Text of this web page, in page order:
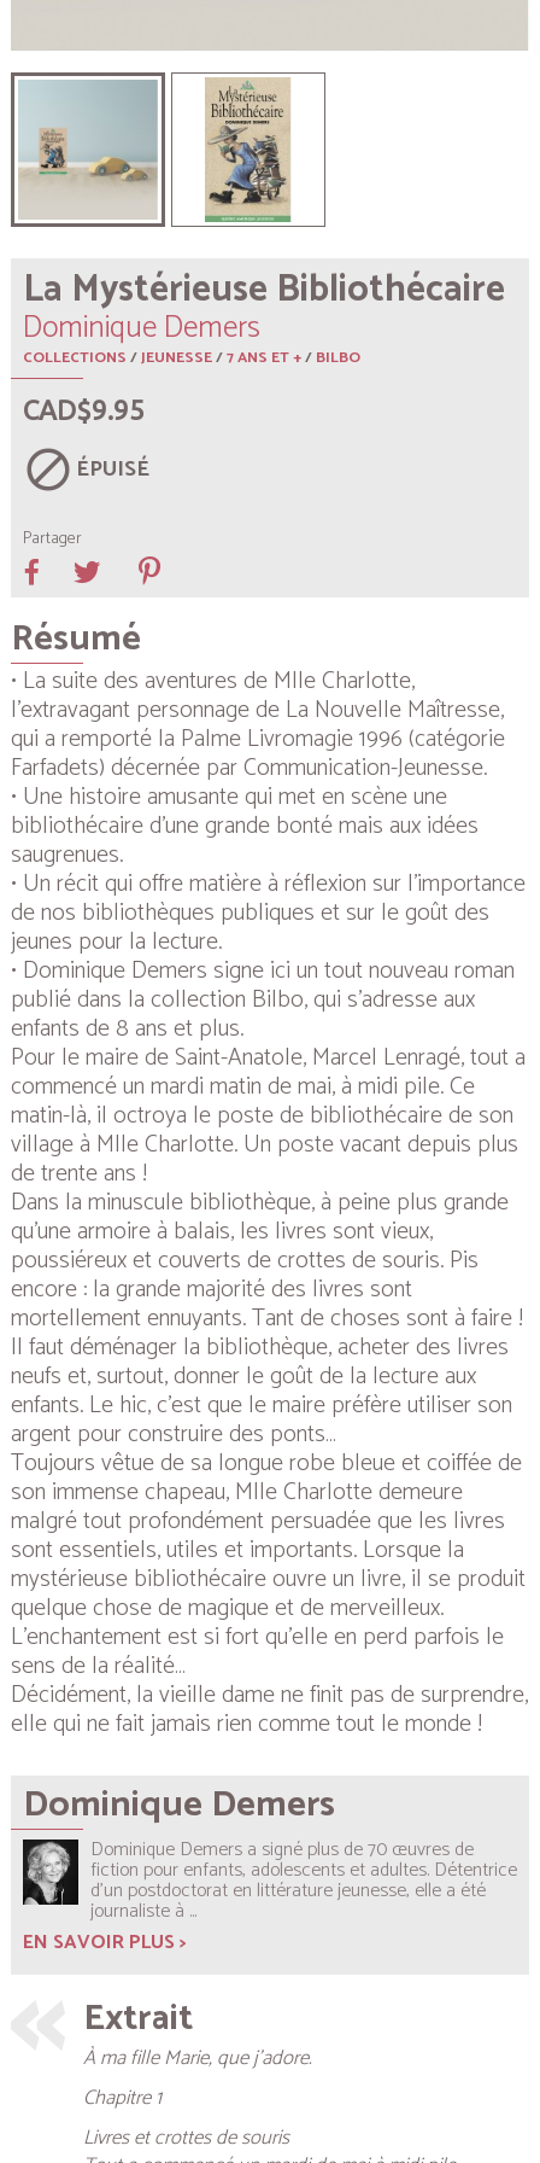
La Mystérieuse Bibliothécaire
Dominique Demers
COLLECTIONS/JEUNESSE/7 ANS ET +/BILBO
CAD$9.95
block ÉPUISÉ
Partager
Résumé
• La suite des aventures de Mlle Charlotte,
l’extravagant personnage deLa Nouvelle Maîtresse,
qui a remporté la Palme Livromagie 1996 (catégorie
Farfadets) décernée par Communication-Jeunesse.
• Une histoire amusante qui met en scène une
bibliothécaire d’une grande bonté mais aux idées
saugrenues.
• Un récit qui offre matière à réflexion sur l’importance
de nos bibliothèques publiques et sur le goût des
jeunes pour la lecture.
• Dominique Demers signe ici un tout nouveau roman
publié dans la collection Bilbo, qui s’adresse aux
enfants de 8 ans et plus.
Pour le maire de Saint-Anatole, Marcel Lenragé, tout a
commencé un mardi matin de mai, à midi pile. Ce
matin-là, il octroya le poste de bibliothécaire de son
village à Mlle Charlotte. Un poste vacant depuis plus
de trente ans !
Dans la minuscule bibliothèque, à peine plus grande
qu’une armoire à balais, les livres sont vieux,
poussiéreux et couverts de crottes de souris. Pis
encore : la grande majorité des livres sont
mortellement ennuyants. Tant de choses sont à faire !
Il faut déménager la bibliothèque, acheter des livres
neufs et, surtout, donner le goût de la lecture aux
enfants. Le hic, c’est que le maire préfère utiliser son
argent pour construire des ponts…
Toujours vêtue de sa longue robe bleue et coiffée de
son immense chapeau, Mlle Charlotte demeure
malgré tout profondément persuadée que les livres
sont essentiels, utiles et importants. Lorsque la
mystérieuse bibliothécaire ouvre un livre, il se produit
quelque chose de magique et de merveilleux.
L’enchantement est si fort qu’elle en perd parfois le
sens de la réalité…
Décidément, la vieille dame ne finit pas de surprendre,
elle qui ne fait jamais rien comme tout le monde !
Dominique Demers
Dominique Demers a signé plus de 70 œuvres de
fiction pour enfants, adolescents et adultes. Détentrice
d’un postdoctorat en littérature jeunesse, elle a été
journaliste à ...
EN SAVOIR PLUS >
Extrait
À ma fille Marie, que j’adore.
Chapitre 1
Livres et crottes de souris